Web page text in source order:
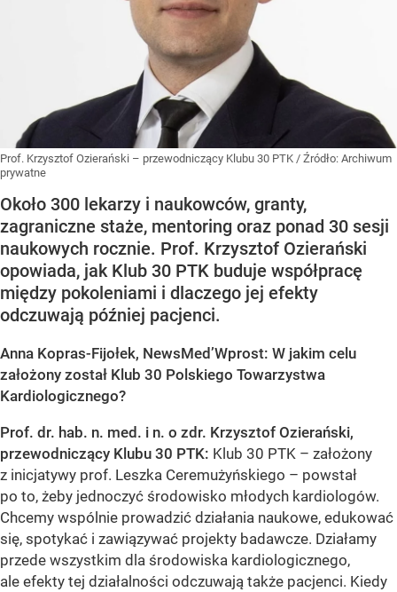
Prof. Krzysztof Ozierański – przewodniczący Klubu 30 PTK / Źródło: Archiwum
prywatne
Około 300 lekarzy i naukowców, granty,
zagraniczne staże, mentoring oraz ponad 30 sesji
naukowych rocznie. Prof. Krzysztof Ozierański
opowiada, jak Klub 30 PTK buduje współpracę
między pokoleniami i dlaczego jej efekty
odczuwają później pacjenci.
Anna Kopras-Fijołek, NewsMed’Wprost: W jakim celu
założony został Klub 30 Polskiego Towarzystwa
Kardiologicznego?
Prof. dr. hab. n. med. i n. o zdr. Krzysztof Ozierański,
przewodniczący Klubu 30 PTK: Klub 30 PTK – założony
z inicjatywy prof. Leszka Ceremużyńskiego – powstał
po to, żeby jednoczyć środowisko młodych kardiologów.
Chcemy wspólnie prowadzić działania naukowe, edukować
się, spotykać i zawiązywać projekty badawcze. Działamy
przede wszystkim dla środowiska kardiologicznego,
ale efekty tej działalności odczuwają także pacjenci. Kiedy